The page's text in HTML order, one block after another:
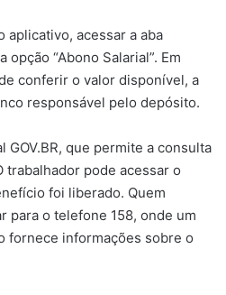
aplicativo, acessar a aba
opção “Abono Salarial”. Em
conferir o valor disponível, a
responsável pelo depósito.
GOV.BR, que permite a consulta
trabalhador pode acessar o
foi liberado. Quem
para o telefone 158, onde um
fornece informações sobre o